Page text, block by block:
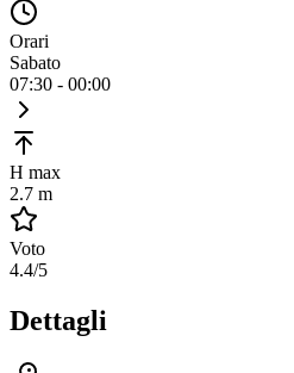
Orari
Sabato
07:30 - 00:00
H max
2.7 m
Voto
4.4/5
Dettagli